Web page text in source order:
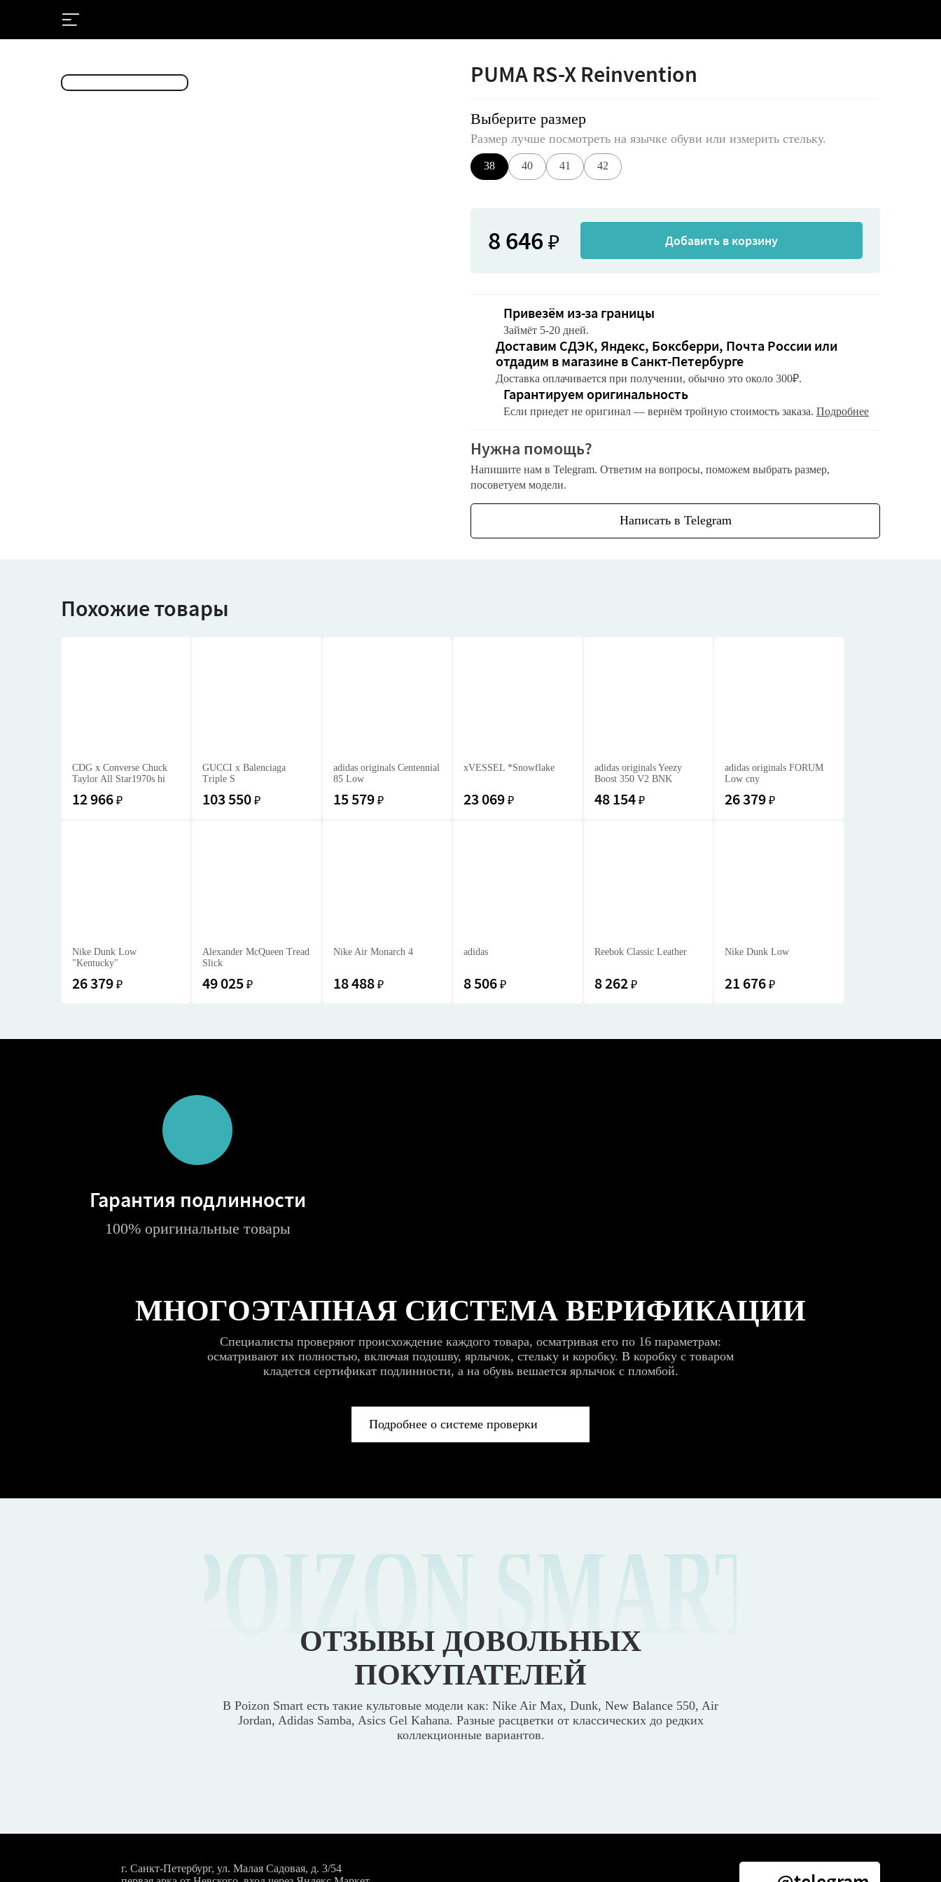
PUMA RS-X Reinvention
Выберите размер
Размер лучше посмотреть на язычке обуви или измерить стельку.
38 40 41 42
8 646 ₽ Добавить в корзину
Привезём из-за границы
Займёт 5-20 дней.
Доставим СДЭК, Яндекс, Боксберри, Почта России или
отдадим в магазине в Санкт-Петербурге
Доставка оплачивается при получении, обычно это около 300₽.
Гарантируем оригинальность
Если приедет не оригинал — вернём тройную стоимость заказа. Подробнее
Нужна помощь?
Напишите нам в Telegram. Ответим на вопросы, поможем выбрать размер,
посоветуем модели.
Написать в Telegram
Похожие товары
CDG x Converse Chuck
Taylor All Star1970s hi
12 966 ₽
GUCCI x Balenciaga
Triple S
103 550 ₽
adidas originals Centennial
85 Low
15 579₽
xVESSEL *Snowflake
23 069 ₽
adidas originals Yeezy
Boost 350 V2 BNK
48 154₽
adidas originals FORUM
Low cny
26 379 ₽
Nike Dunk Low
"Kentucky"
26 379 ₽
Alexander McQueen Tread
Slick
49 025 ₽
Nike Air Monarch 4
18 488₽
adidas
8 506 ₽
Reebok Classic Leather
8 262₽
Nike Dunk Low
21 676 ₽
Гарантия подлинности
100% оригинальные товары
МНОГОЭТАПНАЯ СИСТЕМА ВЕРИФИКАЦИИ
Специалисты проверяют происхождение каждого товара, осматривая его по 16 параметрам:
осматривают их полностью, включая подошву, ярлычок, стельку и коробку. В коробку с товаром
кладется сертификат подлинности, а на обувь вешается ярлычок с пломбой.
Подробнее о системе проверки
POIZON SMART
ОТЗЫВЫ ДОВОЛЬНЫХ
ПОКУПАТЕЛЕЙ
В Poizon Smart есть такие культовые модели как: Nike Air Max, Dunk, New Balance 550, Air
Jordan, Adidas Samba, Asics Gel Kahana. Разные расцветки от классических до редких
коллекционные вариантов.
г. Санкт-Петербург, ул. Малая Садовая, д. 3/54